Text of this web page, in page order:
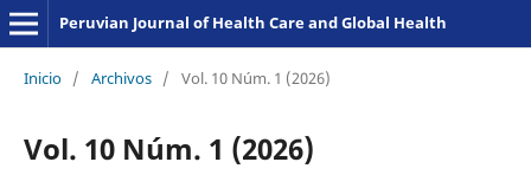
Peruvian Journal of Health Care and Global Health
Inicio / Archivos / Vol. 10 Núm. 1 (2026)
Vol. 10 Núm. 1 (2026)